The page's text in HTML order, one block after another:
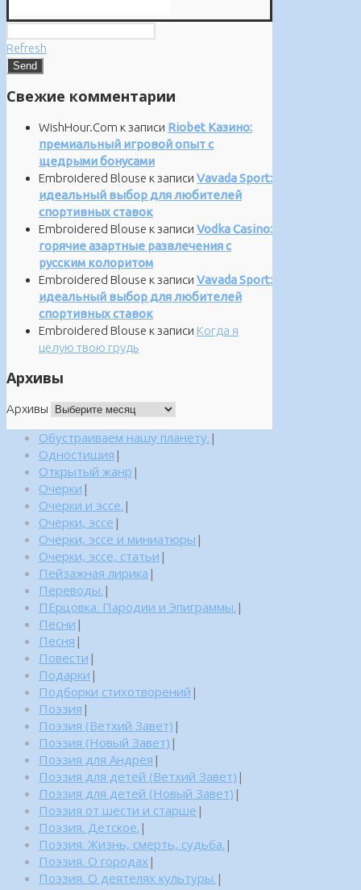
Refresh
Свежие комментарии
WishHour.Com к записи Riobet Казино:
премиальный игровой опыт с
щедрыми бонусами
Embroidered Blouse к записи Vavada Sport:
идеальный выбор для любителей
спортивных ставок
Embroidered Blouse к записи Vodka Casino:
горячие азартные развлечения с
русским колоритом
Embroidered Blouse к записи Vavada Sport:
идеальный выбор для любителей
спортивных ставок
Embroidered Blouse к записи Когда я
целую твою грудь
Архивы
Архивы
Обустраиваем нашу планету. |
Одностишия |
Открытый жанр |
Очерки |
Очерки и эссе. |
Очерки, эссе |
Очерки, эссе и миниатюры |
Очерки, эссе, статьи |
Пейзажная лирика |
Переводы. |
ПЕрцовка. Пародии и Эпиграммы. |
Песни |
Песня |
Повести |
Подарки |
Подборки стихотворений |
Поэзия |
Поэзия (Ветхий Завет) |
Поэзия (Новый Завет) |
Поэзия для Андрея |
Поэзия для детей (Ветхий Завет) |
Поэзия для детей (Новый Завет) |
Поэзия от шести и старше |
Поэзия. Детское. |
Поэзия. Жизнь, смерть, судьба. |
Поэзия. О городах |
Поэзия. О деятелях культуры. |